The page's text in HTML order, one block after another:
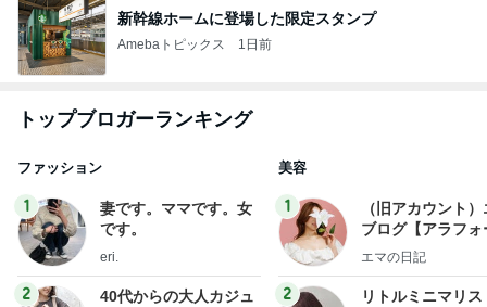
新幹線ホームに登場した限定スタンプ
Amebaトピックス 1日前
トップブロガーランキング
ファッション
1
妻です。ママです。女
です。
eri.
2
40代からの大人カジュ
美容
1
（旧アカウント
ブログ【アラフォ
社売却セカンドラ
エマの日記
2
リトルミニマリス